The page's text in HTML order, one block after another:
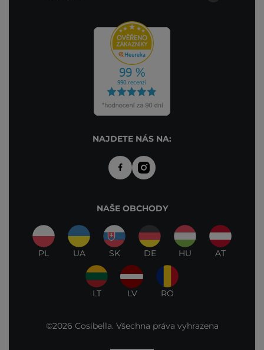
NAJDETE NÁS NA:
NAŠE OBCHODY
PL UA SK DE HU AT
LT LV RO
©2026 Cosibella. Všechna práva vyhrazena